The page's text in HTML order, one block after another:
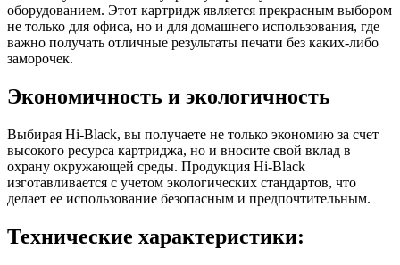
оборудованием. Этот картридж является прекрасным выбором
не только для офиса, но и для домашнего использования, где
важно получать отличные результаты печати без каких-либо
заморочек.
Экономичность и экологичность
Выбирая Hi-Black, вы получаете не только экономию за счет
высокого ресурса картриджа, но и вносите свой вклад в
охрану окружающей среды. Продукция Hi-Black
изготавливается с учетом экологических стандартов, что
делает ее использование безопасным и предпочтительным.
Технические характеристики: